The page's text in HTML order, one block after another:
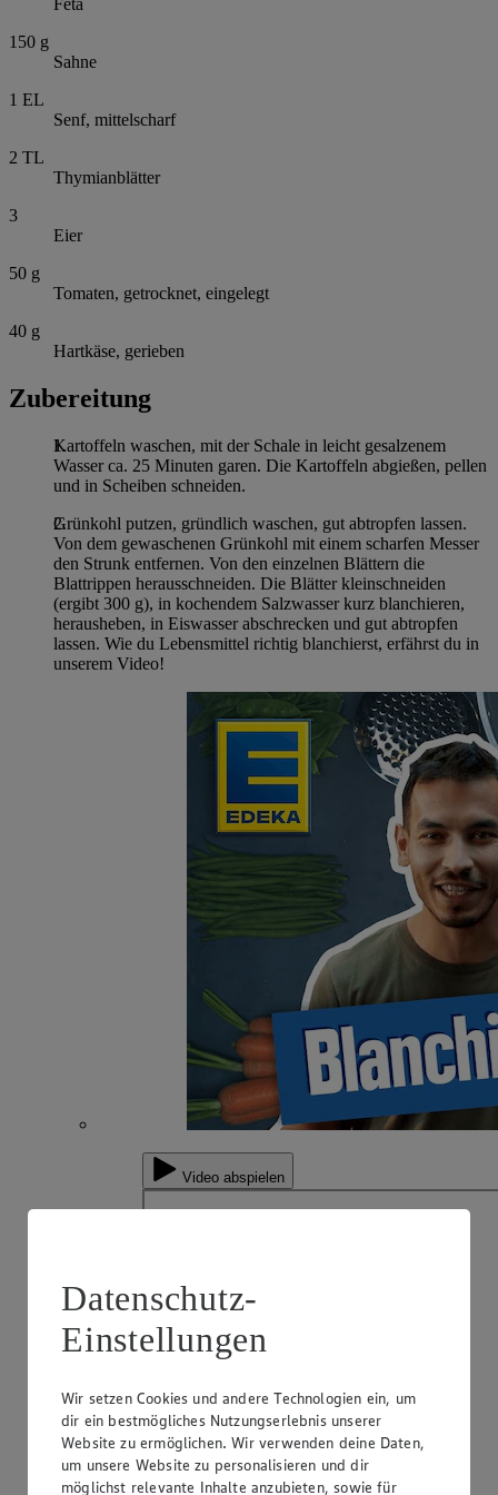
Feta
150 g
Sahne
1 EL
Senf, mittelscharf
2 TL
Thymianblätter
3
Eier
50 g
Tomaten, getrocknet, eingelegt
40 g
Hartkäse, gerieben
Zubereitung
Kartoffeln waschen, mit der Schale in leicht gesalzenem
Wasser ca. 25 Minuten garen. Die Kartoffeln abgießen, pellen
und in Scheiben schneiden.
Grünkohl putzen, gründlich waschen, gut abtropfen lassen.
Von dem gewaschenen Grünkohl mit einem scharfen Messer
den Strunk entfernen. Von den einzelnen Blättern die
Blattrippen herausschneiden. Die Blätter kleinschneiden
(ergibt 300 g), in kochendem Salzwasser kurz blanchieren,
herausheben, in Eiswasser abschrecken und gut abtropfen
lassen. Wie du Lebensmittel richtig blanchierst, erfährst du in
unserem Video!
Video abspielen
Datenschutz-
Einstellungen
Wir setzen Cookies und andere Technologien ein, um
dir ein bestmögliches Nutzungserlebnis unserer
Website zu ermöglichen. Wir verwenden deine Daten,
um unsere Website zu personalisieren und dir
möglichst relevante Inhalte anzubieten, sowie für